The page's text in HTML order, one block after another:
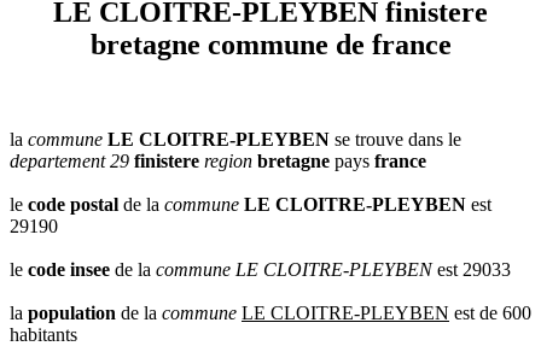
H
K L M
N
O
P Q R S T
U
V
W X Y Z
LE CLOITRE-PLEYBEN finistere
bretagne commune de france
la commune LE CLOITRE-PLEYBEN se trouve dans le
departement 29 finistere region bretagne pays france
le code postal de la commune LE CLOITRE-PLEYBEN est
29190
le code insee de la commune LE CLOITRE-PLEYBENest 29033
la population de la commune LE CLOITRE-PLEYBEN est de 600
habitants